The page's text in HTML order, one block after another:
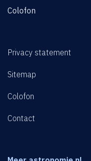
Colofon
Privacy statement
Sitemap
Colofon
Contact